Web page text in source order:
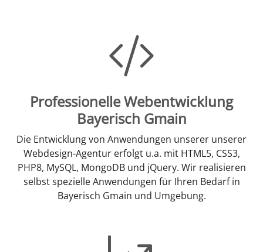
Professionelle Webentwicklung
Bayerisch Gmain
Die Entwicklung von Anwendungen unserer unserer
Webdesign-Agentur erfolgt u.a. mit HTML5, CSS3,
PHP8, MySQL, MongoDB und jQuery. Wir realisieren
selbst spezielle Anwendungen für Ihren Bedarf in
Bayerisch Gmain und Umgebung.